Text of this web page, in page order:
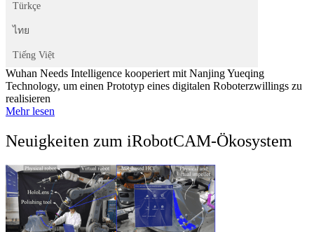
Türkçe
ไทย
Tiếng Việt
Wuhan Needs Intelligence kooperiert mit Nanjing Yueqing
Technology, um einen Prototyp eines digitalen Roboterzwillings zu
realisieren
Mehr lesen
Neuigkeiten zum iRobotCAM-Ökosystem​